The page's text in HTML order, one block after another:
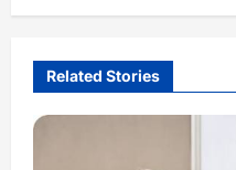
v
g
a
Related Stories